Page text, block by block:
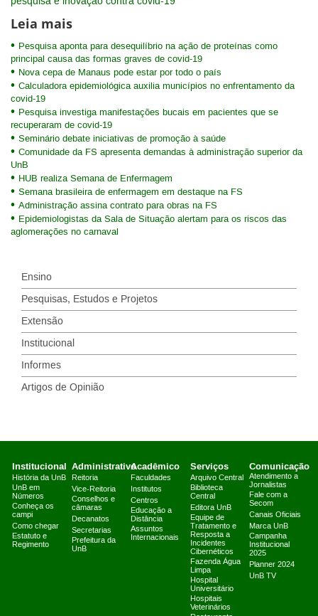
Leia mais
Pesquisa aponta para desequilíbrio na ação de proteínas como
principal causa das formas graves de covid-19
Nova cepa de Manaus pode estar por todo o país
Calculadora epidemiológica auxilia municípios no enfrentamento da
covid-19
Pesquisa investiga manifestações bucais em pacientes que se
recuperaram de covid-19
Seminário debate iniciativas de promoção à saúde
Comunidade da FS apresenta demandas à administração superior da
UnB
HUB realiza Semana de Enfermagem
Semana brasileira de enfermagem em destaque na FS
Administração assina contrato para obras na FS
Epidemiologistas da Sala de Situação alertam para os riscos das
aglomerações no carnaval
Ensino
Pesquisas, Estudos e Projetos
Extensão
Institucional
Informes
Artigos de Opinião
Institucional
História da UnB
UnB em
Números
Conheça os
campi
Como chegar
Estatuto e
Regimento
Administrativo
Reitoria
Vice-Reitoria
Conselhos e
câmaras
Decanatos
Secretarias
Prefeitura da
UnB
Acadêmico
Faculdades
Institutos
Centros
Educação a
Distância
Assuntos
Internacionais
Serviços
Arquivo Central
Biblioteca
Central
Editora UnB
Equipe de
Tratamento e
Resposta a
Incidentes
Cibernéticos
Fazenda Água
Limpa
Hospital
Universitário
Hospitais
Veterinários
Comunicação
Atendimento a
Jornalistas
Fale com a
Secom
Canais Oficiais
Marca UnB
Campanha
Institucional
2025
Planner 2024
UnB TV